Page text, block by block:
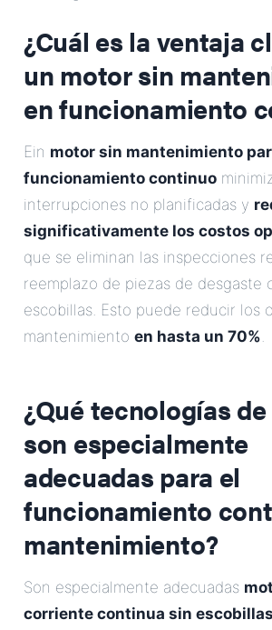
Mensaje
Enviar Mensaje
¿Cuál es la ventaja
un motor sin
en funcionamiento
Ein motor sin mantenimiento
funcionamiento continuo
interrupciones no planificadas y
significativamente los costos
que se eliminan las inspecciones
reemplazo de piezas de desgaste
escobillas. Esto puede reducir los
mantenimiento en hasta un 70%.
¿Qué tecnologías
son especialmente
adecuadas para el
funcionamiento
mantenimiento?
Son especialmente adecuadas
corriente continua sin